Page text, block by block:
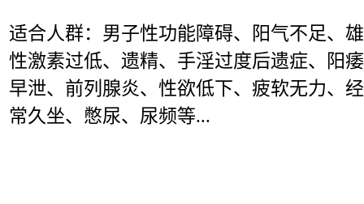
适合人群：男子性功能障碍、阳气不足、雄
性激素过低、遗精、手淫过度后遗症、阳痿
早泄、 前列腺炎、性欲低下、疲软无力、经
常久坐、憋尿、尿频等...